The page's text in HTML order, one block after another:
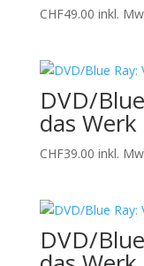
CHF49.00 inkl.
DVD/
das Werk
CHF39.00 inkl.
DVD/